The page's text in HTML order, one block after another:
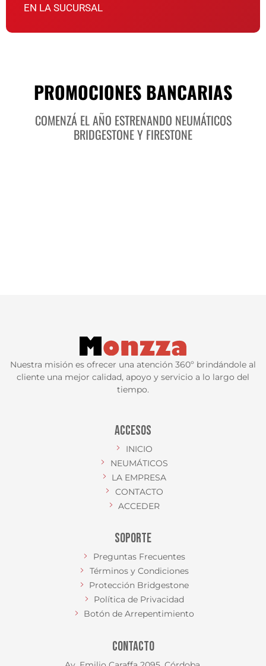
EN LA SUCURSAL
PROMOCIONES BANCARIAS
COMENZÁ EL AÑO ESTRENANDO NEUMÁTICOS
BRIDGESTONE Y FIRESTONE
Nuestra misión es ofrecer una atención 360º brindándole al
cliente una mejor calidad, apoyo y servicio a lo largo del
tiempo.
ACCESOS
INICIO
NEUMÁTICOS
LA EMPRESA
CONTACTO
ACCEDER
SOPORTE
Preguntas Frecuentes
Términos y Condiciones
Protección Bridgestone
Política de Privacidad
Botón de Arrepentimiento
CONTACTO